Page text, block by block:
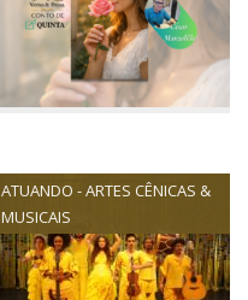
ATUANDO - ARTES CÊNICAS &
MUSICAIS